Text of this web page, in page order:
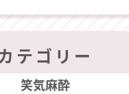
テゴリー
笑気麻酔